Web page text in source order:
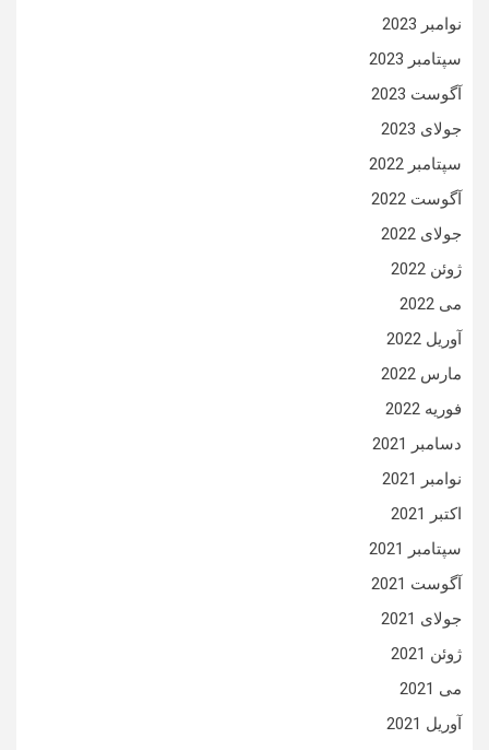
نوامبر 2023
سپتامبر 2023
آگوست 2023
جولای 2023
سپتامبر 2022
آگوست 2022
جولای 2022
ژوئن 2022
می 2022
آوریل 2022
مارس 2022
فوریه 2022
دسامبر 2021
نوامبر 2021
اکتبر 2021
سپتامبر 2021
آگوست 2021
جولای 2021
ژوئن 2021
می 2021
آوریل 2021